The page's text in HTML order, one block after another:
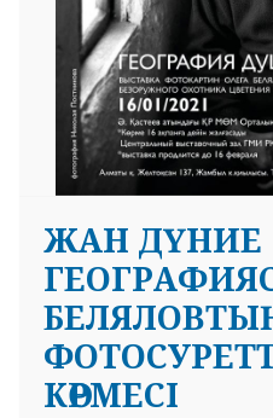
ЖАН ДҮНИЕ
КӨРМЕСІ